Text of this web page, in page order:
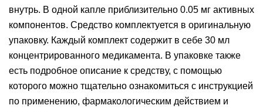
внутрь. В одной капле приблизительно 0.05 мг активных
компонентов. Средство комплектуется в оригинальную
упаковку. Каждый комплект содержит в себе 30 мл
концентрированного медикамента. В упаковке также
есть подробное описание к средству, с помощью
которого можно тщательно ознакомиться с инструкцией
по применению, фармакологическим действием и